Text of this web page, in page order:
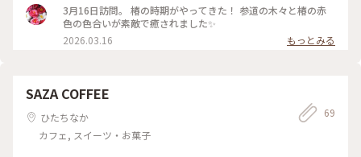
た！ 境内には紫陽花も咲いていて、この季節ならではのお守り
もいただきました😌 ・ 参拝のあとは那珂湊にて昼食。 コース
内容としては特上寿司🍣 生物が大半苦手な私は特大エビフラ
イに変更🍤 昼食変更できるのはありがたかったです🙏 しかし
3月16日訪問。 椿の時期がやってきた！ 参道の木々と椿の赤
色の色合いが素敵で癒されました✨
2026.03.16
もっとみる
SAZA COFFEE
ひたちなか
カフェ, スイーツ・お菓子
69